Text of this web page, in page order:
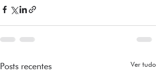
Posts recentes Ver tudo